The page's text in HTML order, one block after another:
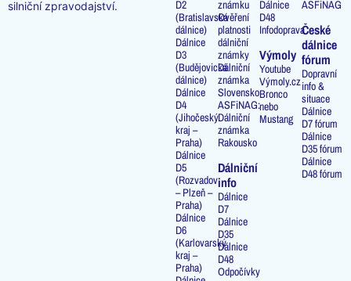
silniční zpravodajství.
D2
(Bratislavská
dálnice)
Dálnice
D3
(Budějovická
dálnice)
Dálnice
D4
(Jihočeský
kraj –
Praha)
Dálnice
D5
(Rozvadov
– Plzeň –
Praha)
Dálnice
D6
(Karlovarský
kraj –
Praha)
známku
Ověření
platnosti
dálniční
známky
Dálniční
známka
Slovensko
ASFiNAG:
Dálniční
známka
Rakousko
Dálniční
info
Dálnice
D7
Dálnice
D35
Dálnice
D48
Odpočívky
Dálnice
D48
Infodoprava
Výmoly
Youtube
Výmoly.cz
Bronco
nebo
Mustang
ASFiNAG
České
dálnice
fórum
Dopravní
info &
situace
Dálnice
D7 fórum
Dálnice
D35 fórum
Dálnice
D48 fórum